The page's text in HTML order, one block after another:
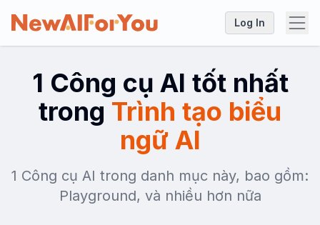
Log In
1 Công cụ AI tốt nhất
trong Trình tạo biểu
ngữ AI
1 Công cụ AI trong danh mục này, bao gồm:
Playground, và nhiều hơn nữa